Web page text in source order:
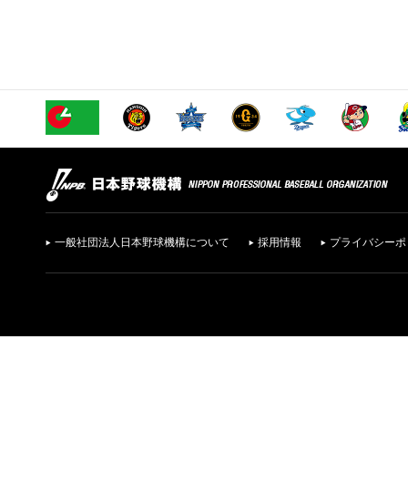
一般社団法人日本野球機構について 採用情報 プライバシー